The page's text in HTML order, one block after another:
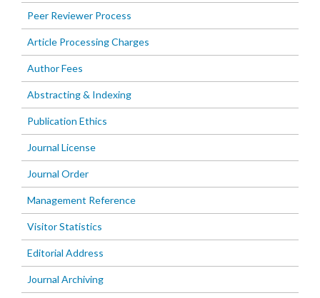
Peer Reviewer Process
Article Processing Charges
Author Fees
Abstracting & Indexing
Publication Ethics
Journal License
Journal Order
Management Reference
Visitor Statistics
Editorial Address
Journal Archiving